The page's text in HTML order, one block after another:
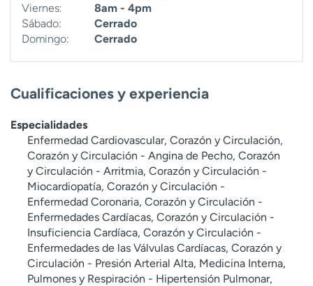
Viernes:
8am - 4pm
Sábado:
Cerrado
Domingo:
Cerrado
Cualificaciones y experiencia
Especialidades
Enfermedad Cardiovascular, Corazón y Circulación,
Corazón y Circulación - Angina de Pecho, Corazón
y Circulación - Arritmia, Corazón y Circulación -
Miocardiopatía, Corazón y Circulación -
Enfermedad Coronaria, Corazón y Circulación -
Enfermedades Cardíacas, Corazón y Circulación -
Insuficiencia Cardíaca, Corazón y Circulación -
Enfermedades de las Válvulas Cardíacas, Corazón y
Circulación - Presión Arterial Alta, Medicina Interna,
Pulmones y Respiración - Hipertensión Pulmonar,